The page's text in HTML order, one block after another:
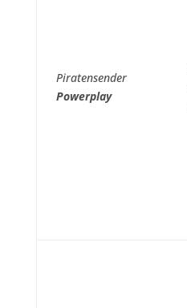
Piratensender
Powerplay